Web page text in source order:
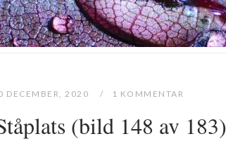
DECEMBER, 2020 1 KOMMENTAR
(bild 148 av 183)